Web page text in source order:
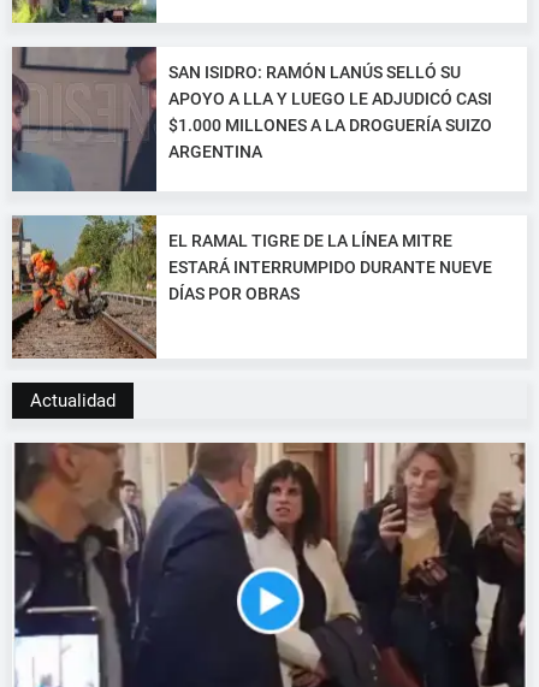
SAN ISIDRO: RAMÓN LANÚS SELLÓ SU
APOYO A LLA Y LUEGO LE ADJUDICÓ CASI
$1.000 MILLONES A LA DROGUERÍA SUIZO
ARGENTINA
EL RAMAL TIGRE DE LA LÍNEA MITRE
ESTARÁ INTERRUMPIDO DURANTE NUEVE
DÍAS POR OBRAS
Actualidad